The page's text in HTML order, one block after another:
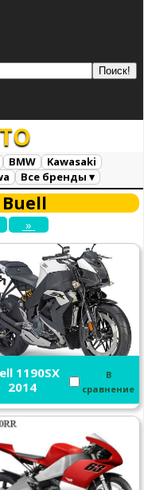
BMW
Kawasaki
Все бренды ▾
»
1190SX
2014
В
сравнение